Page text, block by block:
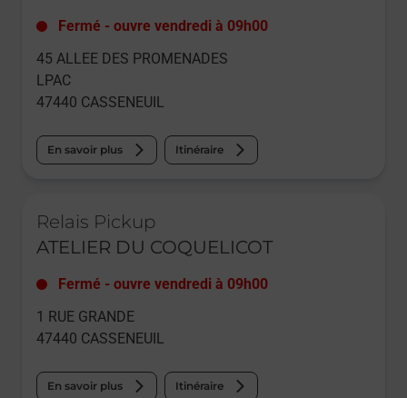
Fermé - ouvre vendredi à 09h00
45 ALLEE DES PROMENADES
LPAC
47440 CASSENEUIL
En savoir plus Itinéraire
Relais Pickup
ATELIER DU COQUELICOT
Fermé - ouvre vendredi à 09h00
1 RUE GRANDE
47440 CASSENEUIL
En savoir plus Itinéraire